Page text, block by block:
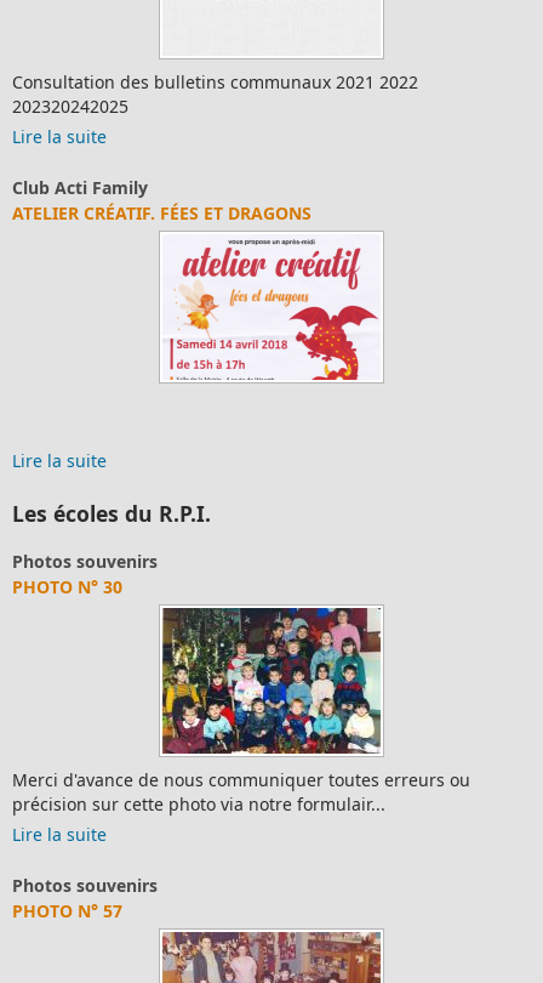
Consultation des bulletins communaux 2021 2022
202320242025
Lire la suite
Club Acti Family
ATELIER CRÉATIF. FÉES ET DRAGONS
Lire la suite
Les écoles du R.P.I.
Photos souvenirs
PHOTO N° 30
Merci d'avance de nous communiquer toutes erreurs ou
précision sur cette photo via notre formulair...
Lire la suite
Photos souvenirs
PHOTO N° 57